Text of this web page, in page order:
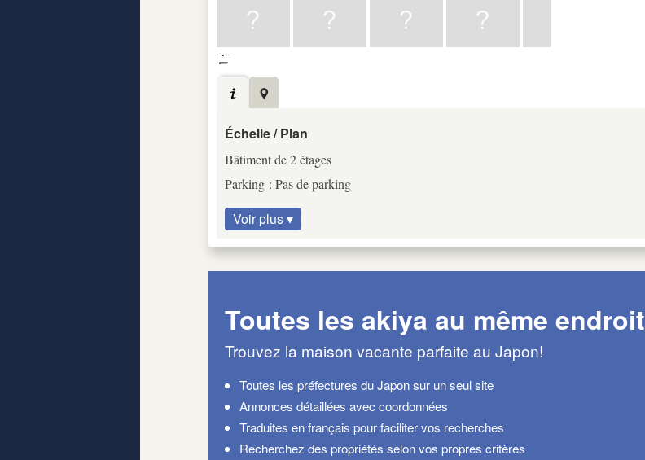
Échelle / Plan
Bâtiment de 2 étages
Parking : Pas de parking
Voir plus ▾
Toutes les akiya au même endroit
Trouvez la maison vacante parfaite au Japon!
Toutes les préfectures du Japon sur un seul site
Annonces détaillées avec coordonnées
Traduites en français pour faciliter vos recherches
Recherchez des propriétés selon vos propres critères